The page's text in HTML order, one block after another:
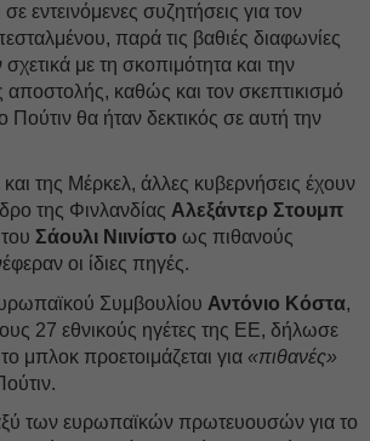
εντεινόμενες συζητήσεις για τον
παρά τις βαθιές διαφωνίες
με τη σκοπιμότητα και την
αποστολής, καθώς και τον σκεπτικισμό
Πούτιν θα ήταν δεκτικός σε αυτή την
της Μέρκελ, άλλες κυβερνήσεις έχουν
της Φινλανδίας Αλεξάντερ Στουμπ
Σάουλι Νιινίστο ως πιθανούς
οι ίδιες πηγές.
Συμβουλίου Αντόνιο Κόστα,
27 εθνικούς ηγέτες της ΕΕ, δήλωσε
μπλοκ προετοιμάζεται για «πιθανές»
των ευρωπαϊκών πρωτευουσών για το